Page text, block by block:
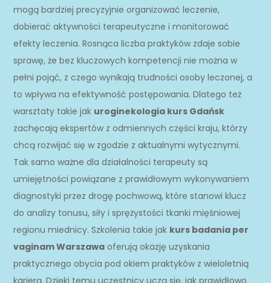
mogą bardziej precyzyjnie organizować leczenie,
dobierać aktywności terapeutyczne i monitorować
efekty leczenia. Rosnąca liczba praktyków zdaje sobie
sprawę, że bez kluczowych kompetencji nie można w
pełni pojąć, z czego wynikają trudności osoby leczonej, a
to wpływa na efektywność postępowania. Dlatego też
warsztaty takie jak uroginekologia kurs Gdańsk
zachęcają ekspertów z odmiennych części kraju, którzy
chcą rozwijać się w zgodzie z aktualnymi wytycznymi.
Tak samo ważne dla działalności terapeuty są
umiejętności powiązane z prawidłowym wykonywaniem
diagnostyki przez drogę pochwową, które stanowi klucz
do analizy tonusu, siły i sprężystości tkanki mięśniowej
regionu miednicy. Szkolenia takie jak kurs badania per
vaginam Warszawa oferują okazję uzyskania
praktycznego obycia pod okiem praktyków z wieloletnią